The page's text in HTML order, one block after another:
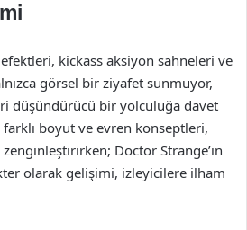
kickass aksiyon sahneleri ve
görsel bir ziyafet sunmuyor,
düşündürücü bir yolculuğa davet
boyut ve evren konseptleri,
Doctor Strange’in
olarak gelişimi, izleyicilere ilham